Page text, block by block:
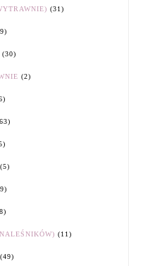
(31)
(30)
(2)
(5)
(11)
(49)